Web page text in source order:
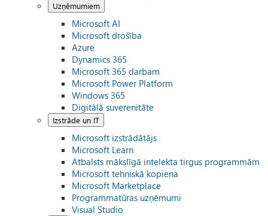
Uzņēmumiem
Microsoft AI
Microsoft drošība
Azure
Dynamics 365
Microsoft 365 darbam
Microsoft Power Platform
Windows 365
Digitālā suverenitāte
Izstrāde un IT
Microsoft izstrādātājs
Microsoft Learn
Atbalsts mākslīgā intelekta tirgus programmām
Microsoft tehniskā kopiena
Microsoft Marketplace
Programmatūras uzņēmumi
Visual Studio